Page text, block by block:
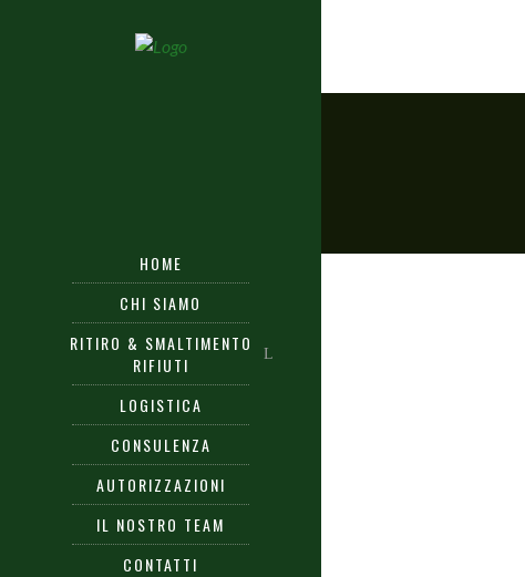
HOME
CHI SIAMO
RITIRO & SMALTIMENTO
RIFIUTI
LOGISTICA
CONSULENZA
AUTORIZZAZIONI
IL NOSTRO TEAM
CONTATTI